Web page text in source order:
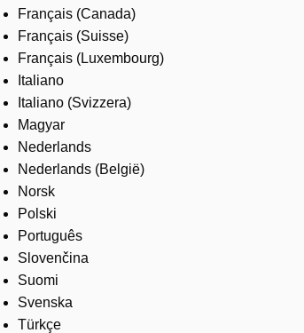
Français (Canada)
Français (Suisse)
Français (Luxembourg)
Italiano
Italiano (Svizzera)
Magyar
Nederlands
Nederlands (België)
Norsk
Polski
Português
Slovenčina
Suomi
Svenska
Türkçe